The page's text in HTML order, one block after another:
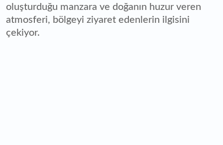
oluşturduğu manzara ve doğanın huzur veren
atmosferi, bölgeyi ziyaret edenlerin ilgisini
çekiyor.